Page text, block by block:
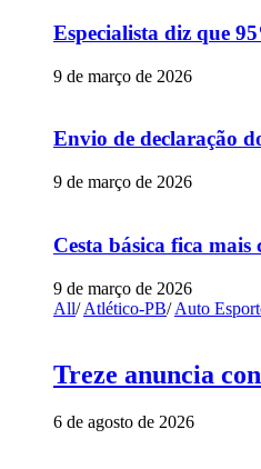
Especialista diz que
9 de março de 2026
Envio de declaração
9 de março de 2026
Cesta básica fica mais
9 de março de 2026
All/ Atlético-PB/ Auto
Treze anuncia
6 de agosto de 2026